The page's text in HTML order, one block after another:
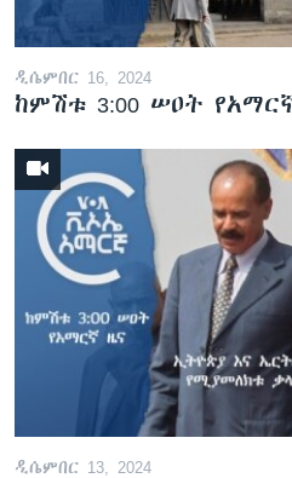
ዲሴምበር 16, 2024
ከምሽቱ 3:00 ሠዐት
ዲሴምበር 13, 2024